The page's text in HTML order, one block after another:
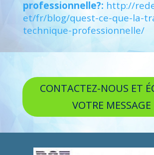
professionnelle?: http://
et/fr/blog/quest-ce-que-la-
technique-professionnelle/
CONTACTEZ-NOUS ET
VOTRE MESSAGE